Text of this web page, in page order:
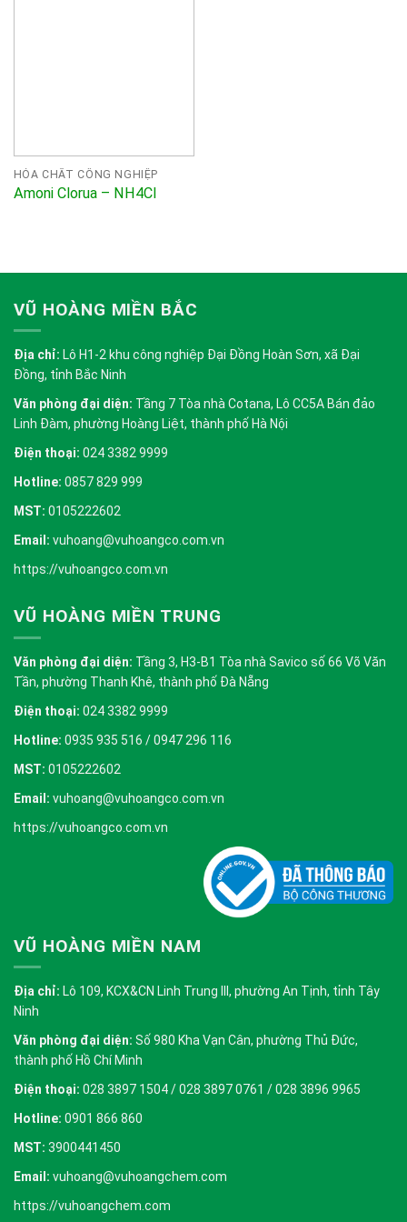
HÓA CHẤT CÔNG NGHIỆP
Amoni Clorua – NH4Cl
VŨ HOÀNG MIỀN BẮC
Địa chỉ: Lô H1-2 khu công nghiệp Đại Đồng Hoàn Sơn, xã Đại
Đồng, tỉnh Bắc Ninh
Văn phòng đại diện: Tầng 7 Tòa nhà Cotana, Lô CC5A Bán đảo
Linh Đàm, phường Hoàng Liệt, thành phố Hà Nội
Điện thoại: 024 3382 9999
Hotline: 0857 829 999
MST: 0105222602
Email: vuhoang@vuhoangco.com.vn
https://vuhoangco.com.vn
VŨ HOÀNG MIỀN TRUNG
Văn phòng đại diện: Tầng 3, H3-B1 Tòa nhà Savico số 66 Võ Văn
Tần, phường Thanh Khê, thành phố Đà Nẵng
Điện thoại: 024 3382 9999
Hotline: 0935 935 516 / 0947 296 116
MST: 0105222602
Email: vuhoang@vuhoangco.com.vn
https://vuhoangco.com.vn
VŨ HOÀNG MIỀN NAM
Địa chỉ: Lô 109, KCX&CN Linh Trung III, phường An Tịnh, tỉnh Tây
Ninh
Văn phòng đại diện: Số 980 Kha Vạn Cân, phường Thủ Đức,
thành phố Hồ Chí Minh
Điện thoại: 028 3897 1504 / 028 3897 0761 / 028 3896 9965
Hotline: 0901 866 860
MST: 3900441450
Email: vuhoang@vuhoangchem.com
https://vuhoangchem.com